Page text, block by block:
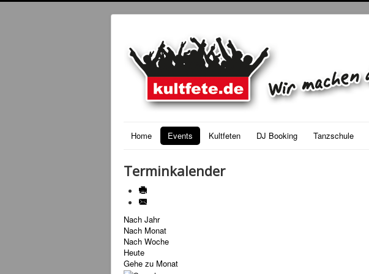
Home Events Kultfeten DJ Booking Tanzschule
Terminkalender
Nach Jahr
Nach Monat
Nach Woche
Heute
Gehe zu Monat